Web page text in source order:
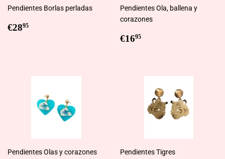
Pendientes Borlas perladas
Regular
€2895
Pendientes Ola, ballena y
corazones
Regular
€1695
Pendientes Olas y corazones Pendientes Tigres